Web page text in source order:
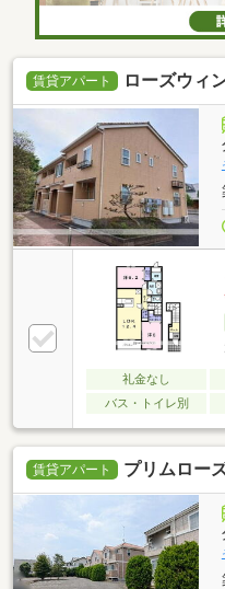
賃貸アパート ローズウィ
礼金なし
バス・トイレ別
賃貸アパート プリムロー